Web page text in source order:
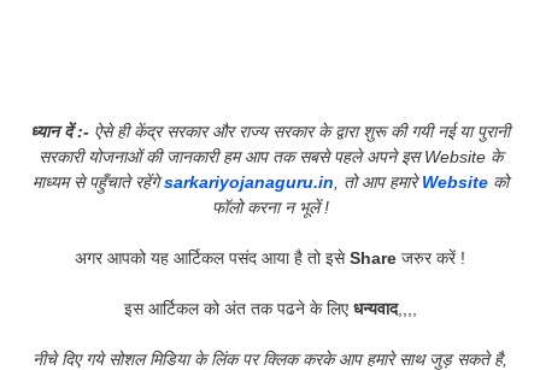
ध्यान दें :- ऐसे ही केंद्र सरकार और राज्य सरकार के द्वारा शुरू की गयी नई या पुरानी
सरकारी योजनाओं की जानकारी हम आप तक सबसे पहले अपने इस Website के
माध्यम से पहुँचाते रहेंगेsarkariyojanaguru.in , तो आप हमारेWebsiteको
फॉलो करना न भूलें !
अगर आपको यह आर्टिकल पसंद आया है तो इसेShare जरुर करें !
इस आर्टिकल को अंत तक पढने के लिएधन्यवाद,,,,
नीचे दिए गये सोशल मिडिया के लिंक पर क्लिक करके आप हमारे साथ जुड़ सकते है,